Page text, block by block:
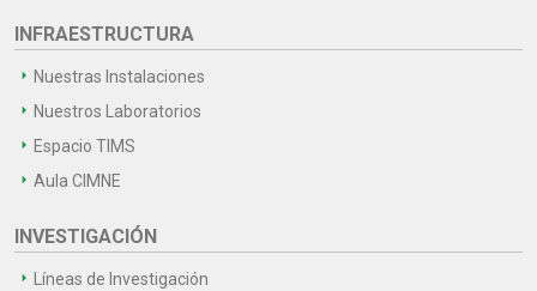
INFRAESTRUCTURA
Nuestras Instalaciones
Nuestros Laboratorios
Espacio TIMS
Aula CIMNE
INVESTIGACIÓN
Líneas de Investigación